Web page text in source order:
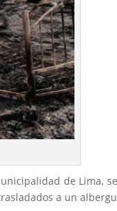
de Lima,
a un